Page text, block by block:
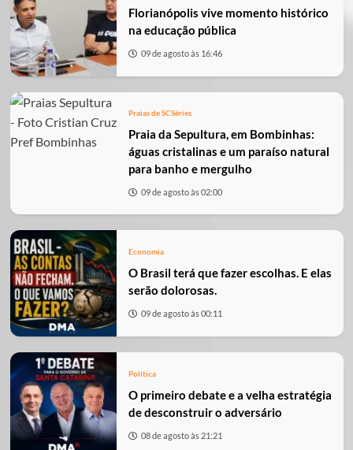
Florianópolis vive momento histórico
na educação pública
09 de agosto às 16:46
Praias de SCSéries
Praia da Sepultura, em Bombinhas:
águas cristalinas e um paraíso natural
para banho e mergulho
09 de agosto às 02:00
Economia
O Brasil terá que fazer escolhas. E elas
serão dolorosas.
09 de agosto às 00:11
Política
O primeiro debate e a velha estratégia
de desconstruir o adversário
08 de agosto às 21:21